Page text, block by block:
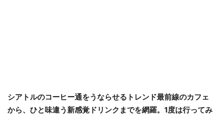
シアトルのコーヒー通をうならせるトレンド最前線のカフェ
から、ひと味違う新感覚ドリンクまでを網羅。1度は行ってみ